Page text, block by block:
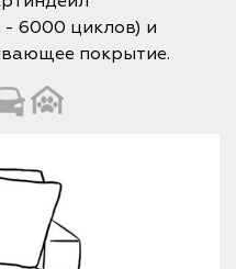
- 6000 циклов) и
покрытие.